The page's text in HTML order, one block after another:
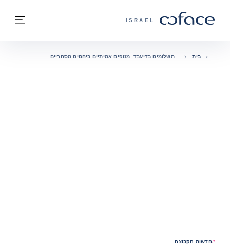
COFACE - אתר הקבוצה
ISRAEL
בחזרה לעמוד הבית
#חדשות הקבוצה
בית תשלומים בדיעבד: מנופים אמיתיים ביחסים מסחריים